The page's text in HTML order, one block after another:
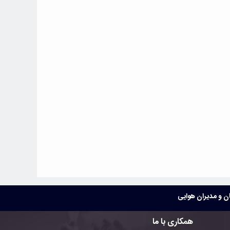
و مدیران هوایی
همکاری با ما